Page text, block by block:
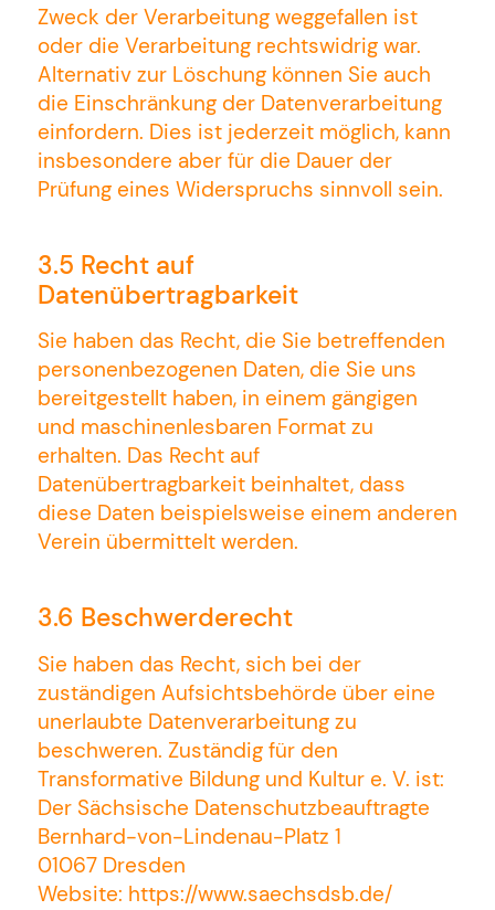
Zweck der Verarbeitung weggefallen ist
oder die Verarbeitung rechtswidrig war.
Alternativ zur Löschung können Sie auch
die Einschränkung der Datenverarbeitung
einfordern. Dies ist jederzeit möglich, kann
insbesondere aber für die Dauer der
Prüfung eines Widerspruchs sinnvoll sein.
3.5 Recht auf
Datenübertragbarkeit
Sie haben das Recht, die Sie betreffenden
personenbezogenen Daten, die Sie uns
bereitgestellt haben, in einem gängigen
und maschinenlesbaren Format zu
erhalten. Das Recht auf
Datenübertragbarkeit beinhaltet, dass
diese Daten beispielsweise einem anderen
Verein übermittelt werden.
3.6 Beschwerderecht
Sie haben das Recht, sich bei der
zuständigen Aufsichtsbehörde über eine
unerlaubte Datenverarbeitung zu
beschweren. Zuständig für den
Transformative Bildung und Kultur e. V. ist:
Der Sächsische Datenschutzbeauftragte
Bernhard-von-Lindenau-Platz 1
01067 Dresden
Website: https://www.saechsdsb.de/